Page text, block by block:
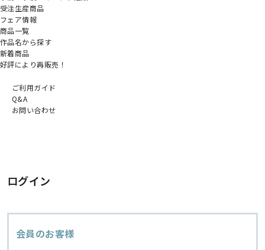
受注生産商品
フェア情報
商品一覧
作品名から探す
新着商品
好評により再販売！
ご利用ガイド
Q&A
お問い合わせ
ログイン
会員のお客様